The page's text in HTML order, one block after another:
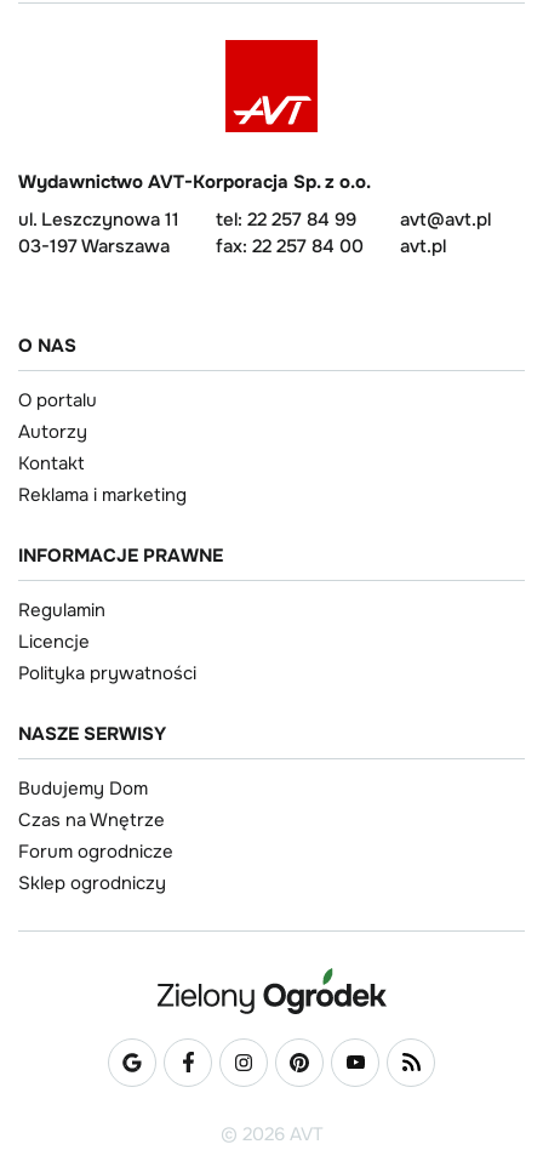
Wydawnictwo AVT-Korporacja Sp. z o.o.
ul. Leszczynowa 11
03-197 Warszawa
tel: 22 257 84 99
fax: 22 257 84 00
avt@avt.pl
avt.pl
O NAS
O portalu
Autorzy
Kontakt
Reklama i marketing
INFORMACJE PRAWNE
Regulamin
Licencje
Polityka prywatności
NASZE SERWISY
Budujemy Dom
Czas na Wnętrze
Forum ogrodnicze
Sklep ogrodniczy
© 2026 AVT